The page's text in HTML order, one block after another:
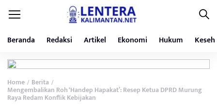
Beranda Redaksi Artikel Ekonomi Hukum
Home / Berita /
Mengembalikan Roh ‘Handep Hapakat’: Resep Ketua DPRD Murung
Raya Redam Konflik Kebijakan